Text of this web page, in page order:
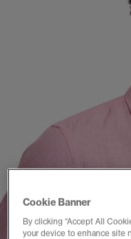
Cookie Banner
By clicking “Accept All
your device to enhance site